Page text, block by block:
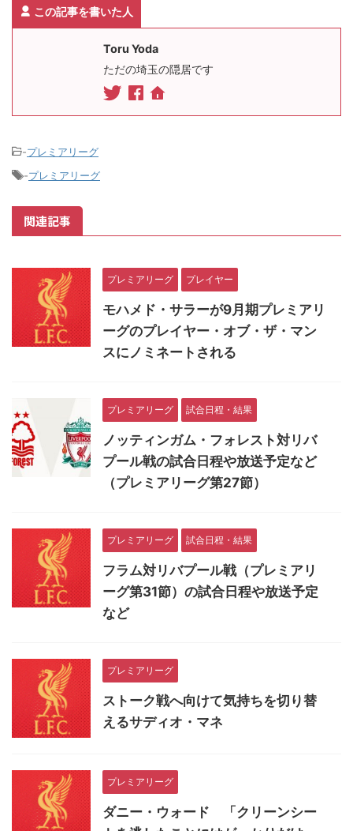
この記事を書いた人
Toru Yoda
ただの埼玉の隠居です
-プレミアリーグ
-プレミアリーグ
関連記事
プレミアリーグ プレイヤー
モハメド・サラーが9月期プレミアリ
ーグのプレイヤー・オブ・ザ・マン
スにノミネートされる
プレミアリーグ 試合日程・結果
ノッティンガム・フォレスト対リバ
プール戦の試合日程や放送予定など
（プレミアリーグ第27節）
プレミアリーグ 試合日程・結果
フラム対リバプール戦（プレミアリ
ーグ第31節）の試合日程や放送予定
など
プレミアリーグ
ストーク戦へ向けて気持ちを切り替
えるサディオ・マネ
プレミアリーグ
ダニー・ウォード 「クリーンシー